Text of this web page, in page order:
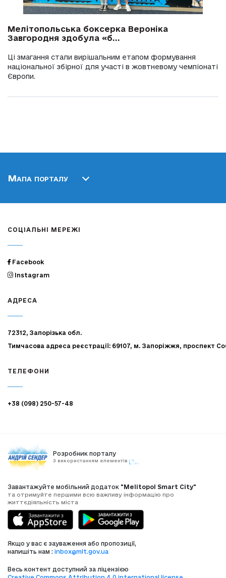
Мелітопольська боксерка Вероніка
Завгородня здобула «б...
Ці змагання стали вирішальним етапом формування
національної збірної для участі в жовтневому чемпіонаті
Європи.
Мапа порталу
СОЦІАЛЬНІ МЕРЕЖІ
Facebook
Instagram
АДРЕСА
72312, Запорізька обл.
Тимчасова адреса реєстрації: 69107, м. Запоріжжя, проспект
ТЕЛЕФОНИ
+38 (098) 250-57-48
Розробник порталу
З використанням елементів
Завантажуйте мобільний додаток "Melitopol Smart City"
та отримуйте першими всю важливу інформацію про
життєдіяльність міста
Якщо у вас є зауваження або пропозиції,
напишіть нам : inbox@mlt.gov.ua
Весь контент доступний за ліцензією